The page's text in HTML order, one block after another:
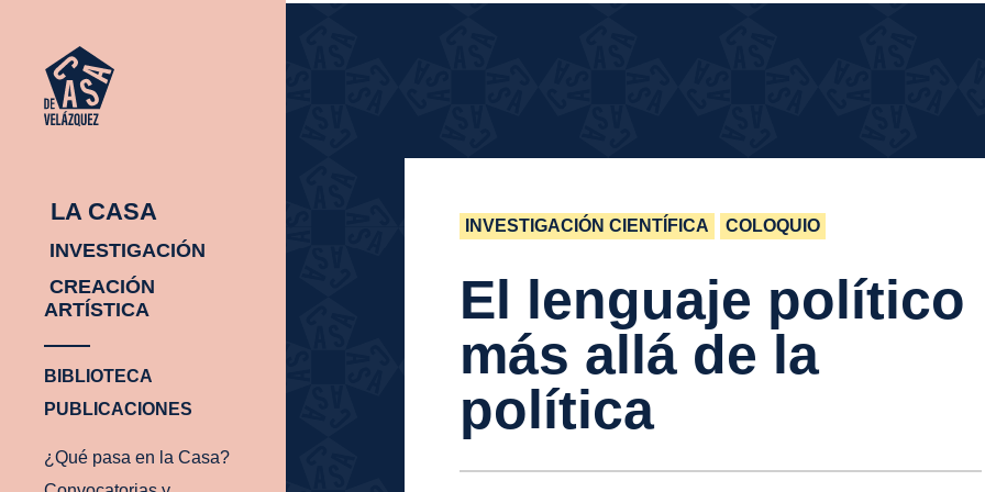
LA CASA
INVESTIGACIÓN
CREACIÓN
ARTÍSTICA
BIBLIOTECA
PUBLICACIONES
¿Qué pasa en la Casa?
INVESTIGACIÓN CIENTÍFICA COLOQUIO
El lenguaje político
más allá de la
política